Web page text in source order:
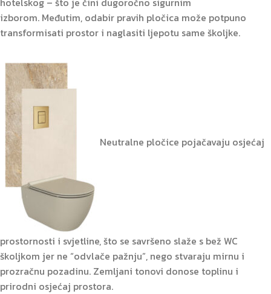
izborom. Međutim, odabir pravih pločica može potpuno
transformisati prostor i naglasiti ljepotu same školjke.
Neutralne pločice pojačavaju osjećaj
prostornosti i svjetline, što se savršeno slaže s bež WC
školjkom jer ne “odvlače pažnju”, nego stvaraju mirnu i
prozračnu pozadinu. Zemljani tonovi donose toplinu i
prirodni osjećaj prostora.